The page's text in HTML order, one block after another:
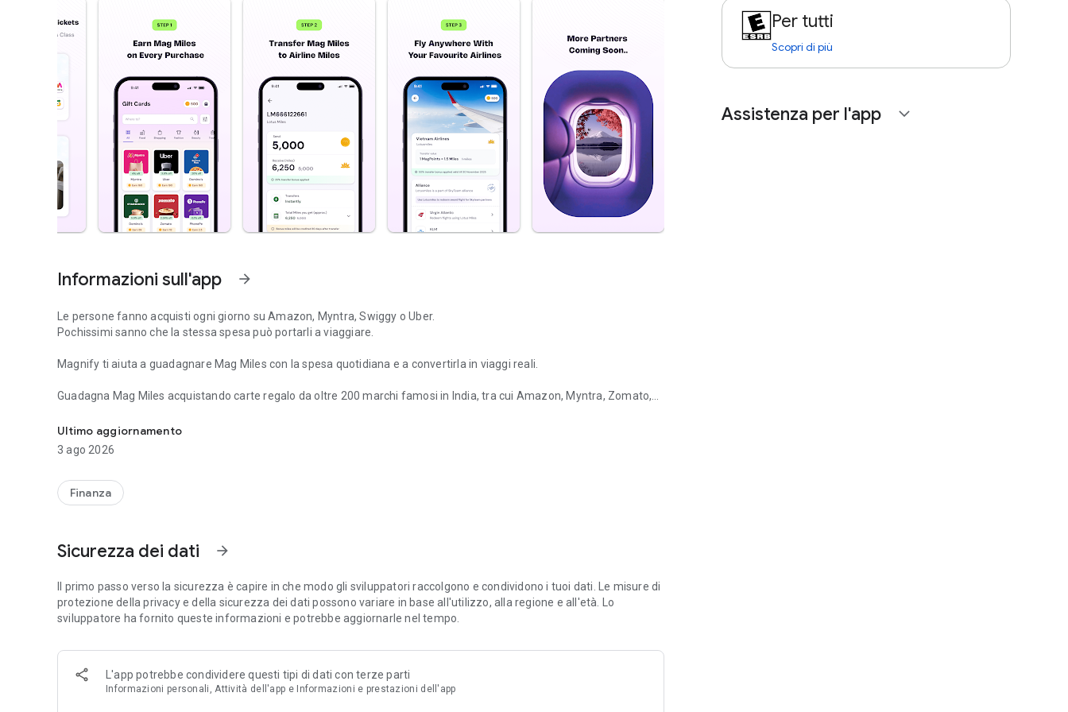
Informazioni sull'app arrow_forward
Le persone fanno acquisti ogni giorno su Amazon, Myntra, Swiggy o Uber.
Pochissimi sanno che la stessa spesa può portarli a viaggiare.
Magnify ti aiuta a guadagnare Mag Miles con la spesa quotidiana e a convertirla in viaggi reali.
Guadagna Mag Miles acquistando carte regalo da oltre 200 marchi famosi in India, tra cui Amazon, Myntra, Zomato,
che cambia è ciò che sbloccano.
Le Mag Miles possono essere convertite in miglia aeree e utilizzate per voli e soggiorni.
Nel tempo, le tue spese abituali possono aiutarti a:
• soggiornare in hotel premium o a 5 stelle utilizzando i punti premio
Come funzionano le Mag Miles
Quando fai acquisti utilizzando le carte regalo su Magnify, guadagni Mag Miles invece di semplici sconti o cashback.
Queste Mag Miles possono essere convertite in miglia aeree con le nostre compagnie aeree partner.
Vietnam Airlines è attualmente disponibile e stiamo attivamente aggiungendo altri partner fedeltà, compagnie aeree
e hotel. Questo significa che le spese quotidiane come la spesa, la consegna di cibo a domicilio, le corse in taxi o lo
shopping online possono gradualmente trasformarsi in voli, upgrade o soggiorni in hotel.
Ultimo aggiornamento
3 ago 2026
Finanza
Sicurezza dei dati arrow_forward
Il primo passo verso la sicurezza è capire in che modo gli sviluppatori raccolgono e condividono i tuoi dati. Le misure di
protezione della privacy e della sicurezza dei dati possono variare in base all'utilizzo, alla regione e all'età. Lo
sviluppatore ha fornito queste informazioni e potrebbe aggiornarle nel tempo.
L'app potrebbe condividere questi tipi di dati con terze parti
Informazioni personali, Attività dell'app e Informazioni e prestazioni dell'app
Per tutti
Scopri di più
Assistenza per l'app expand_more